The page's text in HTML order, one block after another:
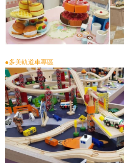
●多美軌道車專區